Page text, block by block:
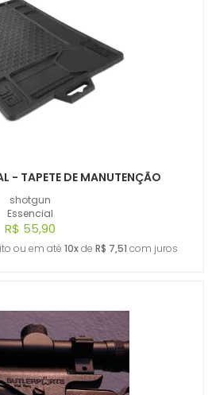
shotgun
Essencial
- TAPETE DE MANUTENÇÃO
R$ 55,90
ou em até 10xde R$ 7,51 com juros